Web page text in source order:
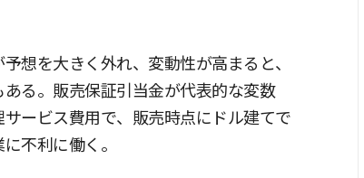
想を大きく外れ、変動性が高まると、
る。販売保証引当金が代表的な変数
ービス費用で、販売時点にドル建てで
不利に働く。